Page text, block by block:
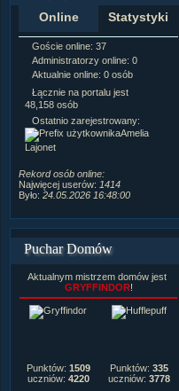
Online Statystyki
Goście online: 37
Administratorzy online: 0
Aktualnie online: 0 osób
Łącznie na portalu jest
48,158 osób
Ostatnio zarejestrowany:
Amelia
Lajonet
Rekord osób online:
Najwięcej userów: 1414
Było: 24.05.2026 16:48:00
Puchar Domów
Aktualnym mistrzem domów jest
GRYFFINDOR!
Punktów: 1509
uczniów: 4220
Punktów: 335
uczniów: 3778